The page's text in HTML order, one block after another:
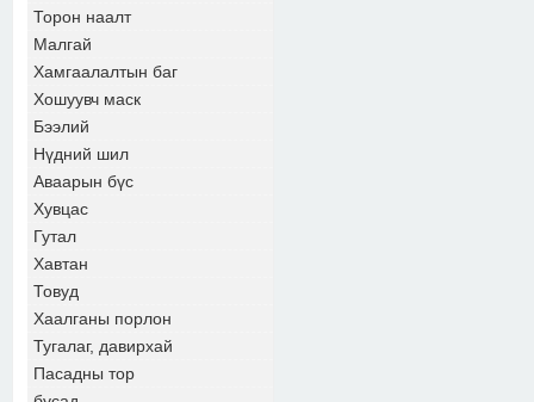
Торон наалт
Малгай
Хамгаалалтын баг
Хошуувч маск
Бээлий
Нүдний шил
Аваарын бүс
Хувцас
Гутал
Хавтан
Товуд
Хаалганы порлон
Тугалаг, давирхай
Пасадны тор